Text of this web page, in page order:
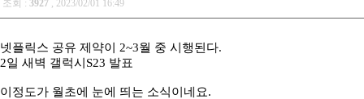
조회 : 3927 , 2023/02/01 16:49
넷플릭스 공유 제약이 2~3월 중 시행된다.
2일 새벽 갤럭시S23 발표
이정도가 월초에 눈에 띄는 소식이네요.